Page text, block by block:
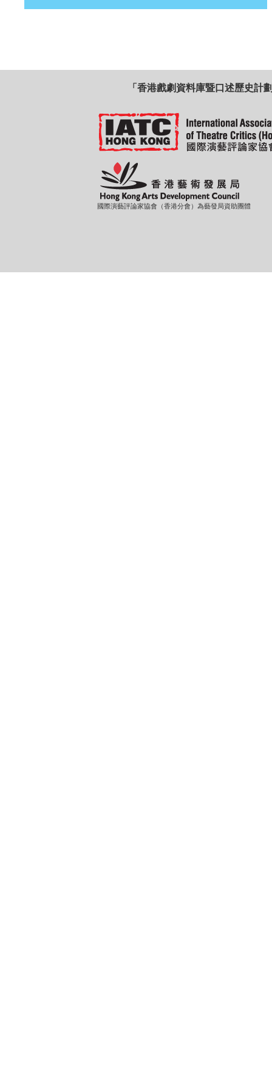
「香港戲劇資料庫暨口述歷史計
國際演藝評論家協會（香港分會）為藝發局資助團體